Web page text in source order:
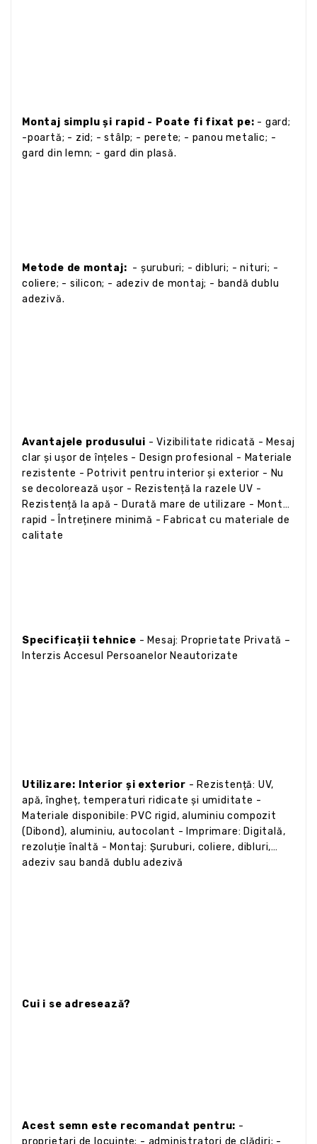
Montaj simplu și rapid - Poate fi fixat pe: - gard;
-poartă; - zid; - stâlp; - perete; - panou metalic; -
gard din lemn; - gard din plasă.
Metode de montaj: - șuruburi; - dibluri; - nituri; -
coliere; - silicon; - adeziv de montaj; - bandă dublu
adezivă.
Avantajele produsului - Vizibilitate ridicată - Mesaj
clar și ușor de înțeles - Design profesional - Materiale
rezistente - Potrivit pentru interior și exterior - Nu
se decolorează ușor - Rezistență la razele UV -
Rezistență la apă - Durată mare de utilizare - Montaj
rapid - Întreținere minimă - Fabricat cu materiale de
calitate
Specificații tehnice - Mesaj: Proprietate Privată –
Interzis Accesul Persoanelor Neautorizate
Utilizare: Interior și exterior - Rezistență: UV,
apă, îngheț, temperaturi ridicate și umiditate -
Materiale disponibile: PVC rigid, aluminiu compozit
(Dibond), aluminiu, autocolant - Imprimare: Digitală,
rezoluție înaltă - Montaj: Șuruburi, coliere, dibluri,
adeziv sau bandă dublu adezivă
Cui i se adresează?
Acest semn este recomandat pentru: -
proprietari de locuințe; - administratori de clădiri; -